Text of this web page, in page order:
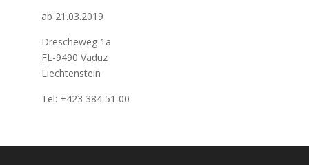
ab 21.03.2019
Drescheweg 1a
FL-9490 Vaduz
Liechtenstein
Tel: +423 384 51 00